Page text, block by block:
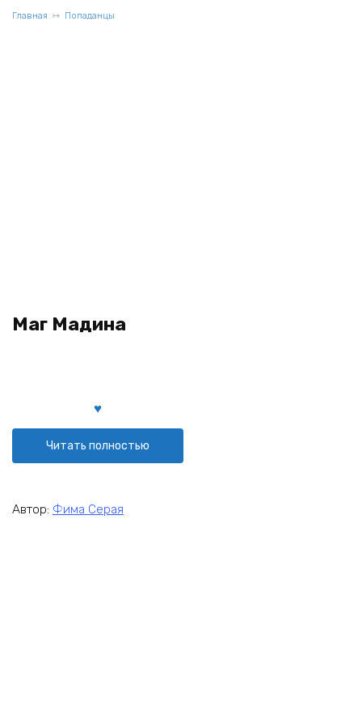
Главная Попаданцы
Маг Мадина
Читать полностью
Автор: Фима Серая